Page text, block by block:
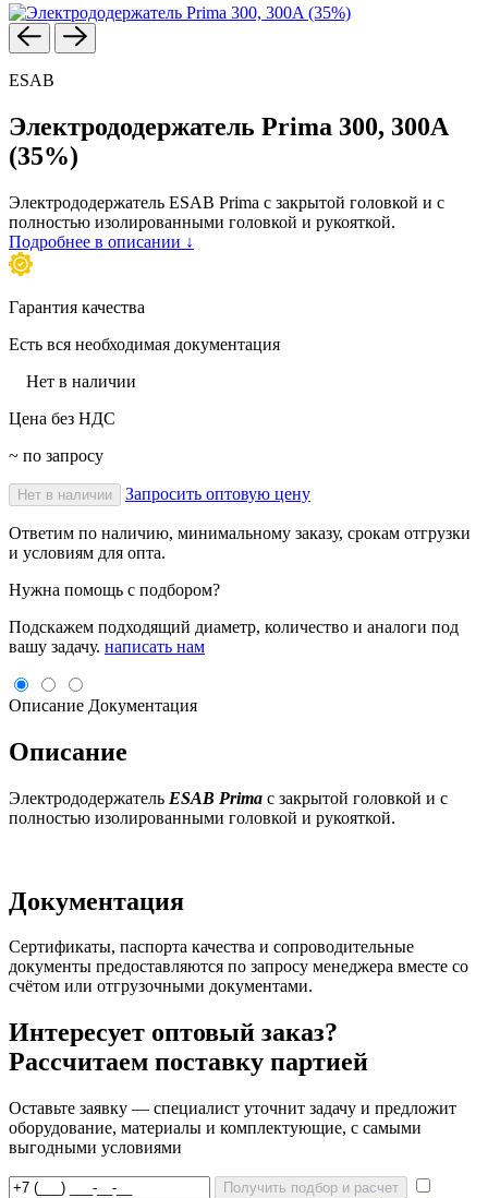
ESAB
Электрододержатель Prima 300, 300A
(35%)
Электрододержатель ESAB Prima с закрытой головкой и с
полностью изолированными головкой и рукояткой.
Подробнее в описании ↓
Гарантия качества
Есть вся необходимая документация
Нет в наличии
Цена без НДС
~ по запросу
Нет в наличии Запросить оптовую цену
Ответим по наличию, минимальному заказу, срокам отгрузки
и условиям для опта.
Нужна помощь с подбором?
Подскажем подходящий диаметр, количество и аналоги под
вашу задачу. написать нам
Описание Документация
Описание
Электрододержатель ESAB Prima с закрытой головкой и с
полностью изолированными головкой и рукояткой.
Документация
Сертификаты, паспорта качества и сопроводительные
документы предоставляются по запросу менеджера вместе со
счётом или отгрузочными документами.
Интересует оптовый заказ?
Рассчитаем поставку партией
Оставьте заявку — специалист уточнит задачу и предложит
оборудование, материалы и комплектующие, с самыми
выгодными условиями
Получить подбор и расчет